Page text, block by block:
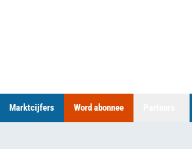
Marktcijfers Word abonnee